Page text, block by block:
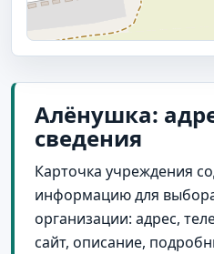
Aлёнушка:
сведения
Карточка учреждения
информацию для
организации: адрес,
сайт, описание,